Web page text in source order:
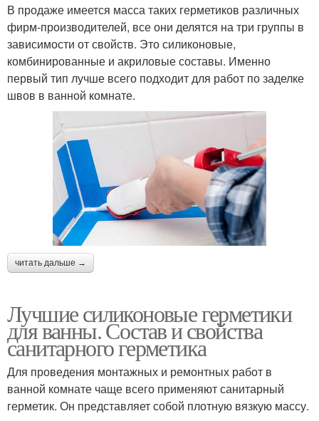
В продаже имеется масса таких герметиков различных
фирм-производителей, все они делятся на три группы в
зависимости от свойств. Это силиконовые,
комбинированные и акриловые составы. Именно
первый тип лучше всего подходит для работ по заделке
швов в ванной комнате.
читать дальше →
Лучшие силиконовые герметики
для ванны. Состав и свойства
санитарного герметика
Для проведения монтажных и ремонтных работ в
ванной комнате чаще всего применяют санитарный
герметик. Он представляет собой плотную вязкую массу.